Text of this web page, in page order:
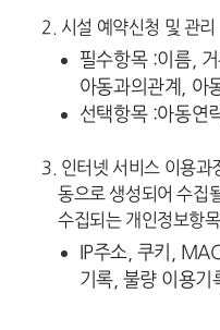
2. 시설 예약신청 및 관리
필수항목 :이름,
아동과의관계, 아
선택항목 :아동연
3. 인터넷 서비스 이용과
동으로 생성되어 수집
수집되는 개인정보항
IP주소, 쿠키,
기록, 불량 이용기